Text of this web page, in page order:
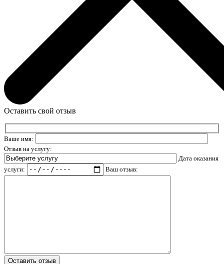
Оставить свой отзыв
Ваше имя:
Отзыв на услугу:
Дата оказания
услуги:
Ваш отзыв: